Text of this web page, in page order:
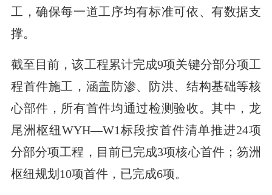
工，确保每一道工序均有标准可依、有数据支
撑。
截至目前，该工程累计完成9项关键分部分项工
程首件施工，涵盖防渗、防洪、结构基础等核
心部件，所有首件均通过检测验收。其中，龙
尾洲枢纽WYH—W1标段按首件清单推进24项
分部分项工程，目前已完成3项核心首件；笏洲
枢纽规划10项首件，已完成6项。